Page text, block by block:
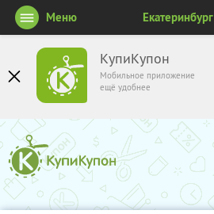
КупиКупон
Мобильное приложение
ещё удобнее
Меню Екатеринбург